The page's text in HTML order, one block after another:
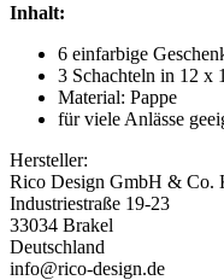
Inhalt:
6 einfarbige
3 Schachteln in 12 x
Material: Pappe
für viele Anlässe
Hersteller:
Rico Design GmbH & Co.
Industriestraße 19-23
33034 Brakel
Deutschland
info@rico-design.de